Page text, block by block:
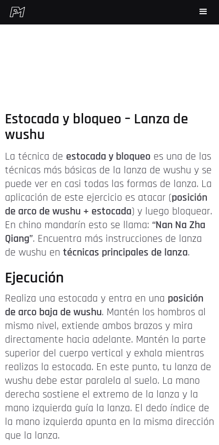
Estocada y bloqueo – Lanza de
wushu
La técnica de estocada y bloqueo es una de las
técnicas más básicas de la lanza de wushu y se
puede ver en casi todas las formas de lanza. La
aplicación de este ejercicio es atacar (posición
de arco de wushu + estocada) y luego bloquear.
En chino mandarín esto se llama: “Nan Na Zha
Qiang”. Encuentra más instrucciones de lanza
de wushu en técnicas principales de lanza.
Ejecución
Realiza una estocada y entra en una posición
de arco baja de wushu. Mantén los hombros al
mismo nivel, extiende ambos brazos y mira
directamente hacia adelante. Mantén la parte
superior del cuerpo vertical y exhala mientras
realizas la estocada. En este punto, tu lanza de
wushu debe estar paralela al suelo. La mano
derecha sostiene el extremo de la lanza y la
mano izquierda guía la lanza. El dedo índice de
la mano izquierda apunta en la misma dirección
que la lanza.